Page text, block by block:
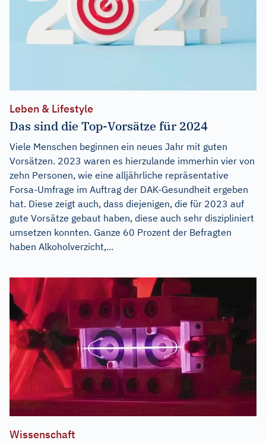
Leben & Lifestyle
Das sind die Top-Vorsätze für 2024
Viele Menschen beginnen ein neues Jahr mit guten
Vorsätzen. 2023 waren es hierzulande immerhin vier von
zehn Personen, wie eine alljährliche repräsentative
Forsa-Umfrage im Auftrag der DAK-Gesundheit ergeben
hat. Diese zeigt auch, dass diejenigen, die für 2023 auf
gute Vorsätze gebaut haben, diese auch sehr diszipliniert
umsetzen konnten. Ganze 60 Prozent der Befragten
haben Alkoholverzicht,...
Wissenschaft